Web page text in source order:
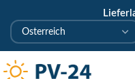
KOSTENLOSE
🇦🇹